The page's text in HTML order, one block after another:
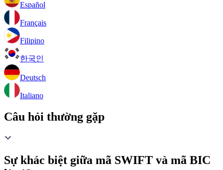
Español
Français
Filipino
한국인
Deutsch
Italiano
Câu hỏi thường gặp
Sự khác biệt giữa mã SWIFT và mã BIC